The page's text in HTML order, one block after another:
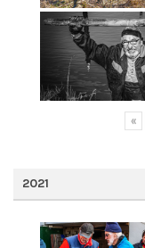
«
2021